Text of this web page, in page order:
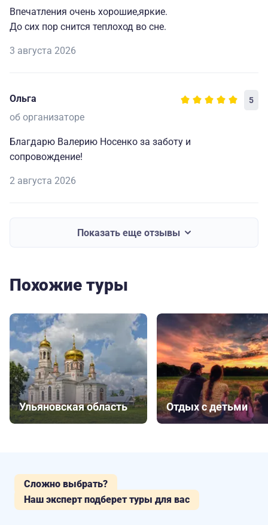
Впечатления очень хорошие,яркие.
До сих пор снится теплоход во сне.
3 августа 2026
Ольга 5
об организаторе
Благдарю Валерию Носенко за заботу и
сопровождение!
2 августа 2026
Показать еще отзывы
Похожие туры
Ульяновская область Отдых с детьми
Сложно выбрать?
Наш эксперт подберет туры для вас